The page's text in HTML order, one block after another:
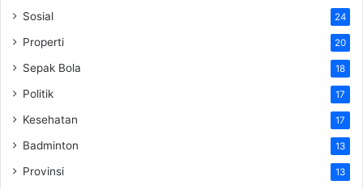
Sosial 24
Properti 20
Sepak Bola 18
Politik 17
Kesehatan 17
Badminton 13
Provinsi 13